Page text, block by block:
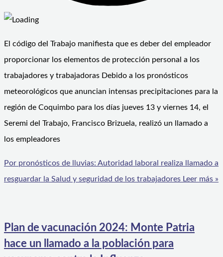
El código del Trabajo manifiesta que es deber del empleador
proporcionar los elementos de protección personal a los
trabajadores y trabajadoras Debido a los pronósticos
meteorológicos que anuncian intensas precipitaciones para la
región de Coquimbo para los días jueves 13 y viernes 14, el
Seremi del Trabajo, Francisco Brizuela, realizó un llamado a
los empleadores
Por pronósticos de lluvias: Autoridad laboral realiza llamado a
resguardar la Salud y seguridad de los trabajadores Leer más »
Plan de vacunación 2024: Monte Patria
hace un llamado a la población para